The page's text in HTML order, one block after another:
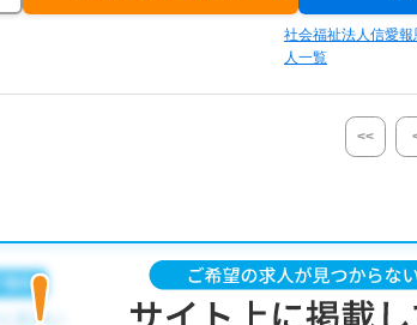
社会福祉法人信愛
人一覧
<<